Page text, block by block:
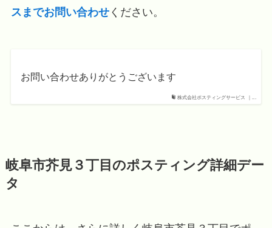
スまでお問い合わせください。
株式会社ポスティングサービス ｜...
お問い合わせありがとうございます
岐阜市芥見３丁目のポスティング詳細デー
タ